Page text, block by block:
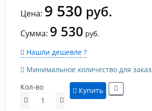
Цена: 9 530 руб.
Сумма: 9 530 руб.
Нашли дешевле ?
Минимальное количество для
Кол-во
Купить